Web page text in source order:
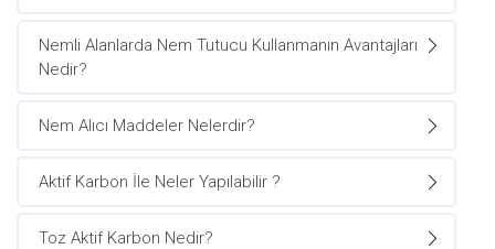
Nemli Alanlarda Nem Tutucu Kullanmanın Avantajları
Nedir?
Nem Alıcı Maddeler Nelerdir?
Aktif Karbon İle Neler Yapılabilir ?
Toz Aktif Karbon Nedir?